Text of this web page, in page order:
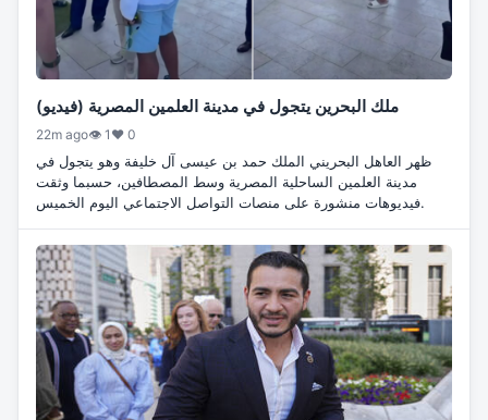
ملك البحرين يتجول في مدينة العلمين المصرية (فيديو)
22m ago👁 1 ♥ 0
ظهر العاهل البحريني الملك حمد بن عيسى آل خليفة وهو يتجول في
مدينة العلمين الساحلية المصرية وسط المصطافين، حسبما وثقت
فيديوهات منشورة على منصات التواصل الاجتماعي اليوم الخميس.